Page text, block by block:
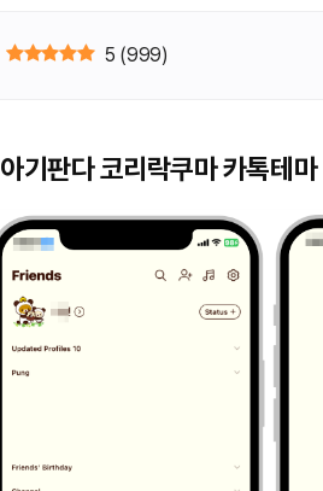
5 (999)
아기판다 코리락쿠마 카톡테마